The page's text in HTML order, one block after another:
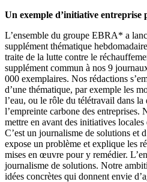
Un exemple d’initiative
L’ensemble du groupe EBRA* a
supplément thématique
traite de la lutte contre le
supplément commun à nos 9
000 exemplaires. Nos rédactions
d’une thématique, par exemple les
l’eau, ou le rôle du télétravail dans
l’empreinte carbone des entreprises.
mettre en avant des initiatives locales
C’est un journalisme de solutions et
expose un problème et explique les
mises en œuvre pour y remédier.
journalisme de solutions. Notre
idées concrètes qui donnent envie